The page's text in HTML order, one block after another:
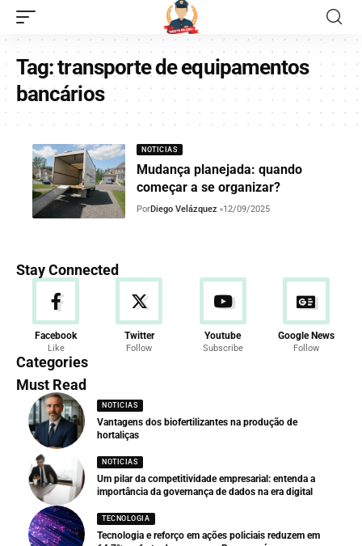
Tag:transporte de equipamentos
bancários
NOTICIAS
Mudança planejada: quando
começar a se organizar?
PorDiego Velázquez 12/09/2025
Stay Connected
Facebook
Like
Twitter
Follow
Youtube
Subscribe
Google News
Follow
Categories
Must Read
NOTICIAS
Vantagens dos biofertilizantes na produção de
hortaliças
NOTICIAS
Um pilar da competitividade empresarial: entenda a
importância da governança de dados na era digital
TECNOLOGIA
Tecnologia e reforço em ações policiais reduzem em